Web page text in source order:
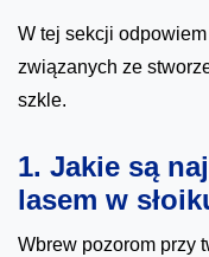
W tej sekcji
związanych ze
szkle.
1. Jakie są
lasem w
Wbrew pozorom przy